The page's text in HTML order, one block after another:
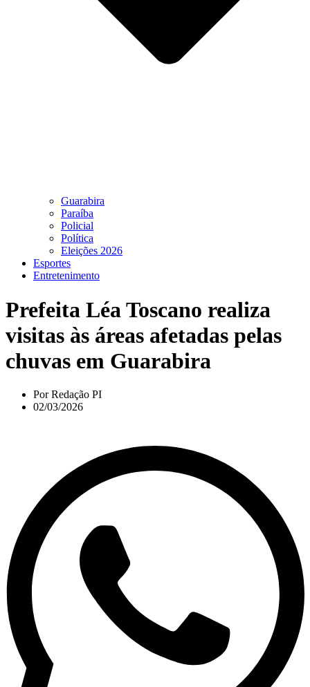
Guarabira
Paraíba
Policial
Política
Eleições 2026
Esportes
Entretenimento
Prefeita Léa Toscano realiza
visitas às áreas afetadas pelas
chuvas em Guarabira
PorRedação PI
02/03/2026